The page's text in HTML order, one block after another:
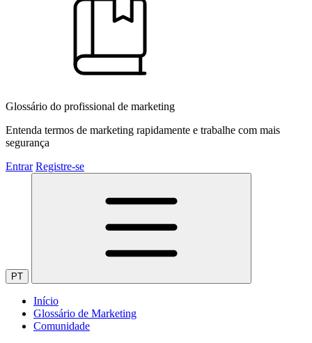
Glossário do profissional de marketing
Entenda termos de marketing rapidamente e trabalhe com mais
segurança
Entrar Registre-se
PT
Início
Glossário de Marketing
Comunidade